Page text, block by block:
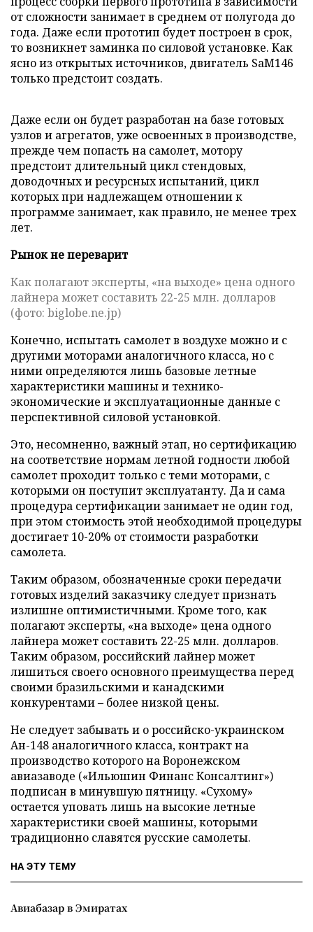
от сложности занимает в среднем от полугода до
года. Даже если прототип будет построен в срок,
то возникнет заминка по силовой установке. Как
ясно из открытых источников, двигатель SaM146
только предстоит создать.
Даже если он будет разработан на базе готовых
узлов и агрегатов, уже освоенных в производстве,
прежде чем попасть на самолет, мотору
предстоит длительный цикл стендовых,
доводочных и ресурсных испытаний, цикл
которых при надлежащем отношении к
программе занимает, как правило, не менее трех
лет.
Рынок не переварит
Как полагают эксперты, «на выходе» цена одного
лайнера может составить 22-25 млн. долларов
(фото: biglobe.ne.jp)
Конечно, испытать самолет в воздухе можно и с
другими моторами аналогичного класса, но с
ними определяются лишь базовые летные
характеристики машины и технико-
экономические и эксплуатационные данные с
перспективной силовой установкой.
Это, несомненно, важный этап, но сертификацию
на соответствие нормам летной годности любой
самолет проходит только с теми моторами, с
которыми он поступит эксплуатанту. Да и сама
процедура сертификации занимает не один год,
при этом стоимость этой необходимой процедуры
достигает 10-20% от стоимости разработки
самолета.
Таким образом, обозначенные сроки передачи
готовых изделий заказчику следует признать
излишне оптимистичными. Кроме того, как
полагают эксперты, «на выходе» цена одного
лайнера может составить 22-25 млн. долларов.
Таким образом, российский лайнер может
лишиться своего основного преимущества перед
своими бразильскими и канадскими
конкурентами – более низкой цены.
Не следует забывать и о российско-украинском
Ан-148 аналогичного класса, контракт на
производство которого на Воронежском
авиазаводе («Ильюшин Финанс Консалтинг»)
подписан в минувшую пятницу. «Сухому»
остается уповать лишь на высокие летные
характеристики своей машины, которыми
традиционно славятся русские самолеты.
НА ЭТУ ТЕМУ
Авиабазар в Эмиратах